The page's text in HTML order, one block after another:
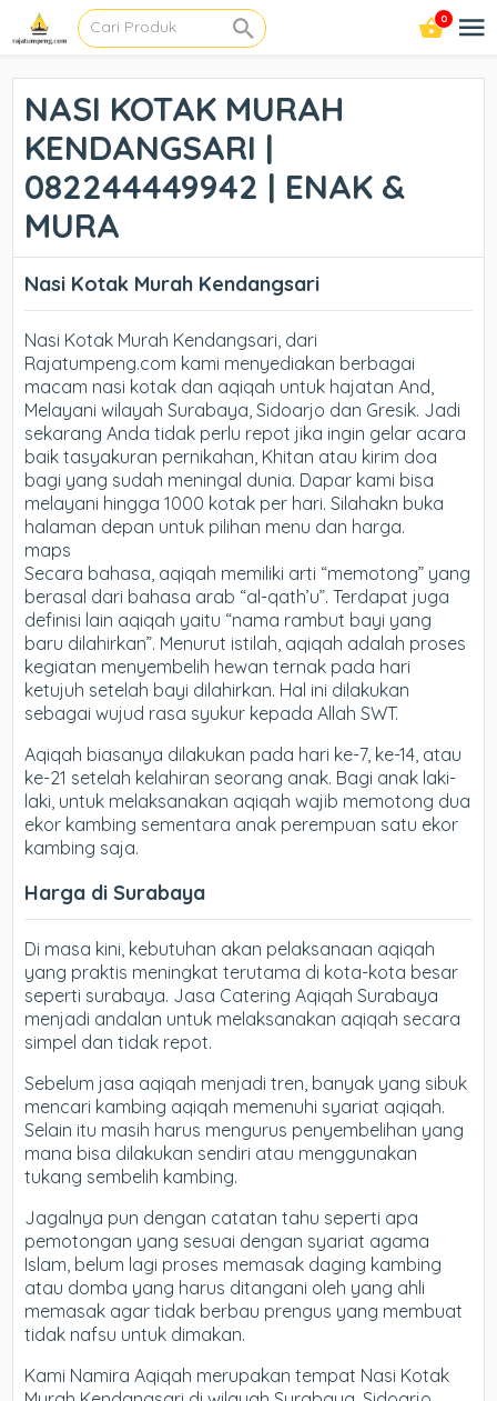
0
NASI KOTAK MURAH
KENDANGSARI |
082244449942 | ENAK &
MURA
Nasi Kotak Murah Kendangsari
Nasi Kotak Murah Kendangsari, dari
Rajatumpeng.com kami menyediakan berbagai
macam nasi kotak dan aqiqah untuk hajatan And,
Melayani wilayah Surabaya, Sidoarjo dan Gresik. Jadi
sekarang Anda tidak perlu repot jika ingin gelar acara
baik tasyakuran pernikahan, Khitan atau kirim doa
bagi yang sudah meningal dunia. Dapar kami bisa
melayani hingga 1000 kotak per hari. Silahakn buka
halaman depan untuk pilihan menu dan harga.
maps
Secara bahasa, aqiqah memiliki arti “memotong” yang
berasal dari bahasa arab “al-qath’u”. Terdapat juga
definisi lain aqiqah yaitu “nama rambut bayi yang
baru dilahirkan”. Menurut istilah, aqiqah adalah proses
kegiatan menyembelih hewan ternak pada hari
ketujuh setelah bayi dilahirkan. Hal ini dilakukan
sebagai wujud rasa syukur kepada Allah SWT.
Aqiqah biasanya dilakukan pada hari ke-7, ke-14, atau
ke-21 setelah kelahiran seorang anak. Bagi anak laki-
laki, untuk melaksanakan aqiqah wajib memotong dua
ekor kambing sementara anak perempuan satu ekor
kambing saja.
Harga di Surabaya
Di masa kini, kebutuhan akan pelaksanaan aqiqah
yang praktis meningkat terutama di kota-kota besar
seperti surabaya. Jasa Catering Aqiqah Surabaya
menjadi andalan untuk melaksanakan aqiqah secara
simpel dan tidak repot.
Sebelum jasa aqiqah menjadi tren, banyak yang sibuk
mencari kambing aqiqah memenuhi syariat aqiqah.
Selain itu masih harus mengurus penyembelihan yang
mana bisa dilakukan sendiri atau menggunakan
tukang sembelih kambing.
Jagalnya pun dengan catatan tahu seperti apa
pemotongan yang sesuai dengan syariat agama
Islam, belum lagi proses memasak daging kambing
atau domba yang harus ditangani oleh yang ahli
memasak agar tidak berbau prengus yang membuat
tidak nafsu untuk dimakan.
Kami Namira Aqiqah merupakan tempat Nasi Kotak